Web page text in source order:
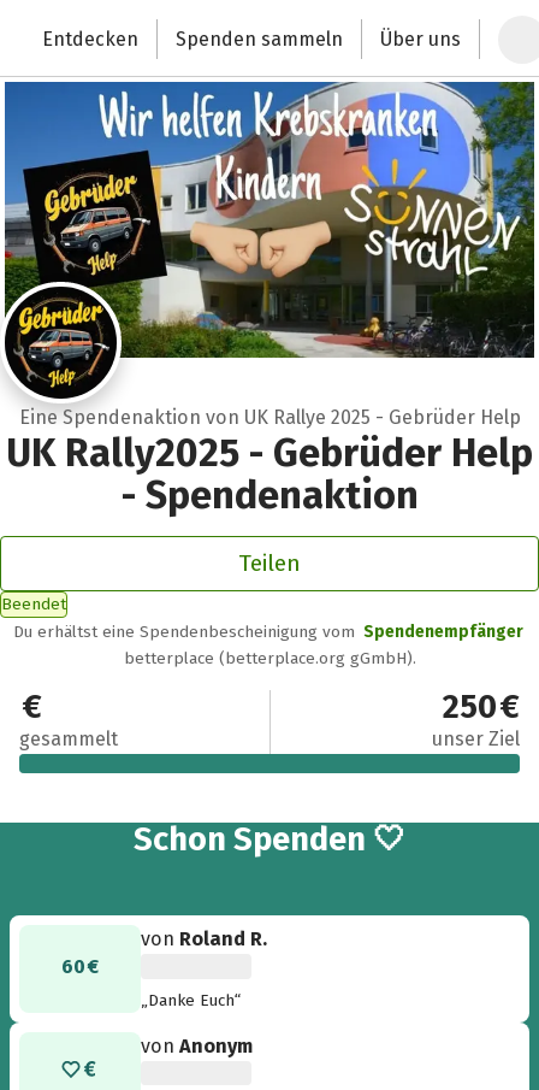
Deutschlands größte Spendenplattform
Entdecken Spenden sammeln Über uns
Eine Spendenaktion von UK Rallye 2025 - Gebrüder Help
UK Rally2025 - Gebrüder Help
- Spendenaktion
Teilen
Beendet
Du erhältst eine Spendenbescheinigung vom Spendenempfänger
betterplace (betterplace.org gGmbH).
615 €
gesammelt
250 €
unser Ziel
Schon 20
Spenden 🤍
60 €
von Roland R.
„Danke Euch“
vonAnonym